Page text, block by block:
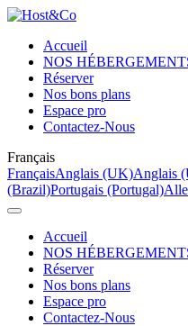
Accueil
NOS
Réserver
Nos bons plans
Espace pro
Contactez-Nous
Français
FrançaisAnglais (UK)Anglais
(Brazil)Portugais (Portugal)
Accueil
NOS
Réserver
Nos bons plans
Espace pro
Contactez-Nous